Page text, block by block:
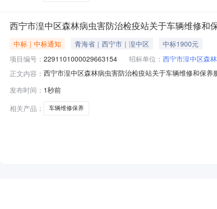
西宁市湟中区森林病虫害防治检疫站关于车辆维修和
中标｜中标通知 青海省｜西宁市｜湟中区
中标1900元
项目编号： 2291101000029663154 招标单位： 西宁市湟中区森
正文内容： 西宁市湟中区森林病虫害防治检疫站关于车辆维修和保
信息：项目所在行政区划编码:630122项目所在行政区
发布时间： 1秒前
相关产品：
车辆维修保养